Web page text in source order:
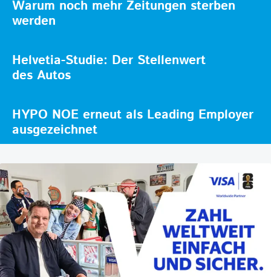
Warum noch mehr Zeitungen sterben
werden
Helvetia-Studie: Der Stellenwert
des Autos
HYPO NOE erneut als Leading Employer
ausgezeichnet